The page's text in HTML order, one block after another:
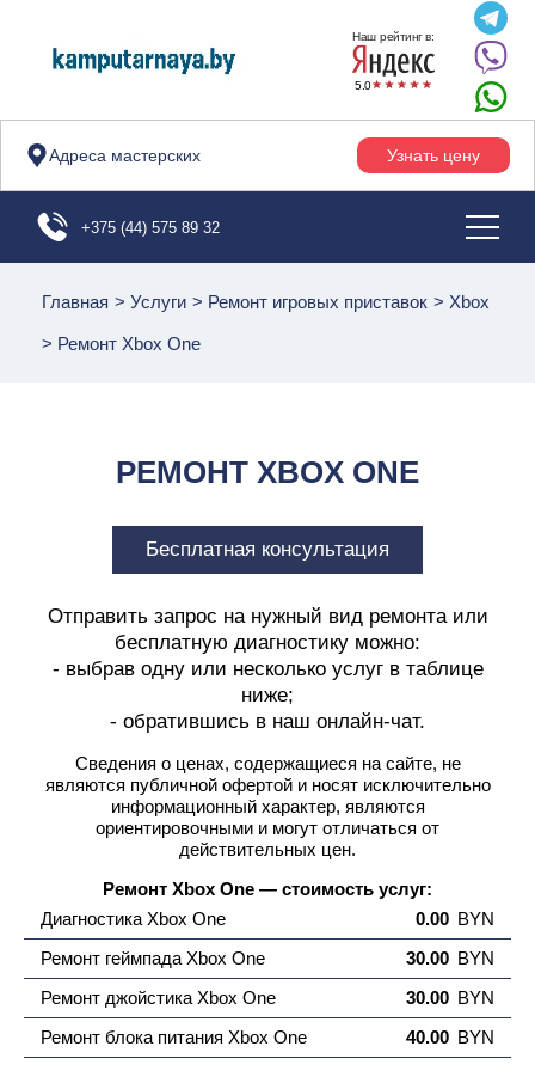
Наш рейтинг в:
5.0
Адреса мастерских Узнать цену
+375 (44) 575 89 32
Главная > Услуги > Ремонт игровых приставок > Xbox
> Ремонт Xbox One
РЕМОНТ XBOX ONE
Бесплатная консультация
Отправить запрос на нужный вид ремонта или
бесплатную диагностику можно:
- выбрав одну или несколько услуг в таблице
ниже;
- обратившись в наш онлайн-чат.
Сведения о ценах, содержащиеся на сайте, не
являются публичной офертойи носят исключительно
информационный характер, являются
ориентировочными и могут отличаться от
действительных цен.
Ремонт Xbox One — стоимость услуг:
Диагностика Xbox One
0.00 BYN
Ремонт геймпада Xbox One
30.00 BYN
Ремонт джойстика Xbox One
30.00 BYN
Ремонт блока питания Xbox One
40.00 BYN